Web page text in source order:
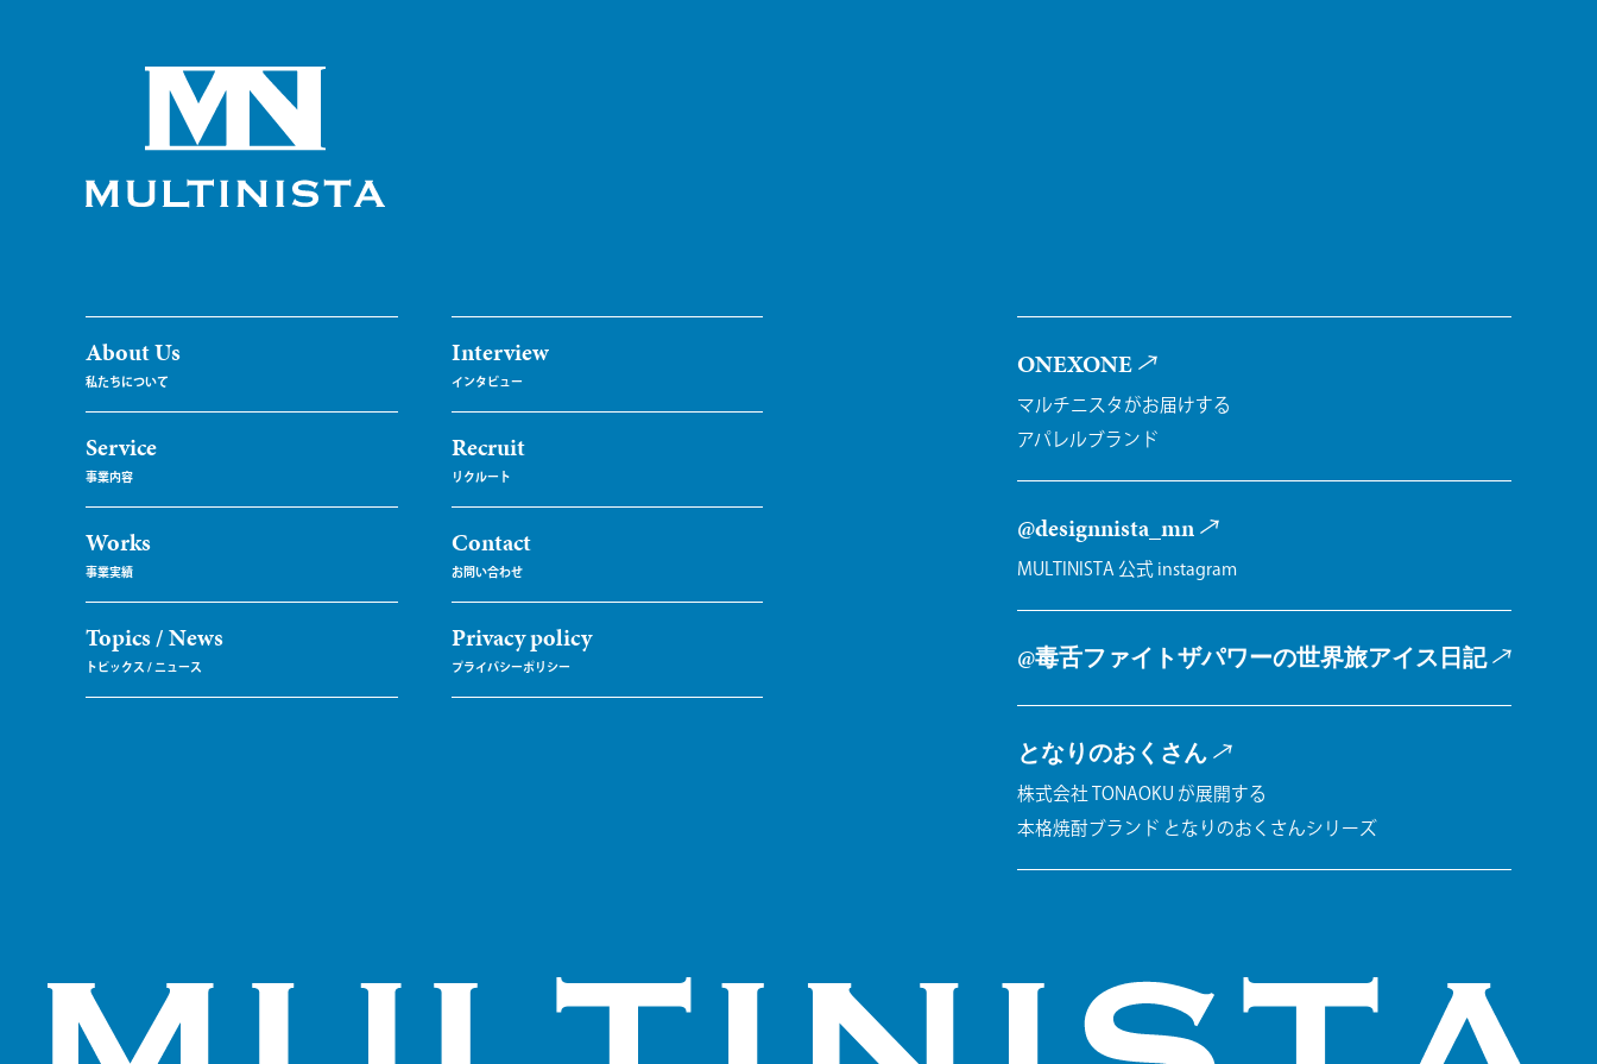
About Us
Service
Works
Topics / News
Interview
Recruit
Contact
Privacy policy
ONEXONE
マルチニスタがお届けする
アパレルブランド
@designnista_mn
MULTINISTA 公式 instagram
@毒舌ファイトザパワーの世界旅アイス日記
となりのおくさん
株式会社 TONAOKU が展開する
本格焼酎ブランド となりのおくさんシリーズ